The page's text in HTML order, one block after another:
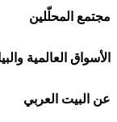
منصة بينانس
شركات تداول
شركات تداول
🇸🇦 السوق السعودية
🇦🇪 أسواق الإمارات
🇪🇬 البورصة المصرية
🕌 حاسبة الزكاة
💱 محول
🧮 حاسبة حجم
مجتمع المحلّلين
🧱 حائط
🏆 لوحة
الأسواق العالمية
🌐 المؤشرات
عن البيت العربي